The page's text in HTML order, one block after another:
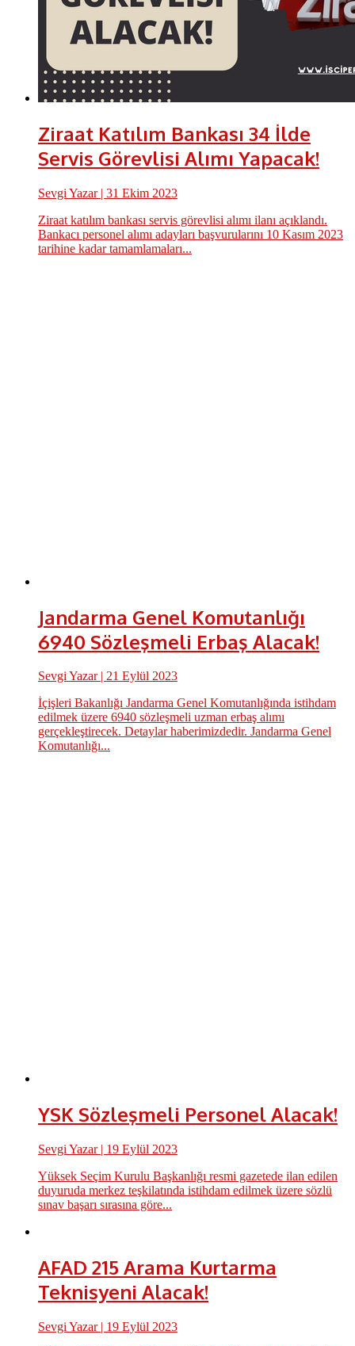
Ziraat Katılım Bankası 34 İlde
Servis Görevlisi Alımı Yapacak!
Sevgi Yazar| 31 Ekim 2023
Ziraat katılım bankası servis görevlisi alımı ilanı açıklandı.
Bankacı personel alımı adayları başvurularını 10 Kasım 2023
tarihine kadar tamamlamaları...
Jandarma Genel Komutanlığı
6940 Sözleşmeli Erbaş Alacak!
Sevgi Yazar| 21 Eylül 2023
İçişleri Bakanlığı Jandarma Genel Komutanlığında istihdam
edilmek üzere 6940 sözleşmeli uzman erbaş alımı
gerçekleştirecek. Detaylar haberimizdedir. Jandarma Genel
Komutanlığı...
YSK Sözleşmeli Personel Alacak!
Sevgi Yazar| 19 Eylül 2023
Yüksek Seçim Kurulu Başkanlığı resmi gazetede ilan edilen
duyuruda merkez teşkilatında istihdam edilmek üzere sözlü
sınav başarı sırasına göre...
AFAD 215 Arama Kurtarma
Teknisyeni Alacak!
Sevgi Yazar| 19 Eylül 2023